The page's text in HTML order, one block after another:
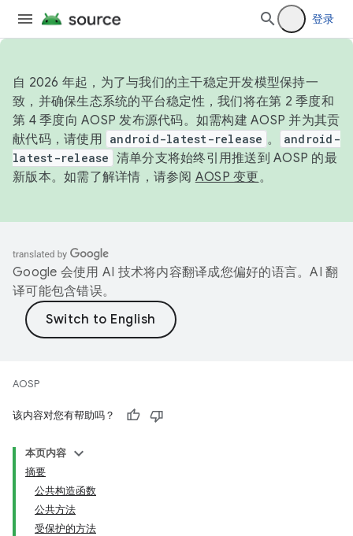
登录
自 2026 年起，为了与我们的主干稳定开发模型保持一
致，并确保生态系统的平台稳定性，我们将在第 2 季度和
第 4 季度向 AOSP 发布源代码。如需构建 AOSP 并为其贡
献代码，请使用 android-latest-release 。
android-
latest-release 清单分支将始终引用推送到 AOSP 的最
新版本。如需了解详情，请参阅 AOSP 变更。
Google 会使用 AI 技术将内容翻译成您偏好的语言。AI 翻
译可能包含错误。
AOSP
该内容对您有帮助吗？
本页内容
摘要
公共构造函数
公共方法
受保护的方法